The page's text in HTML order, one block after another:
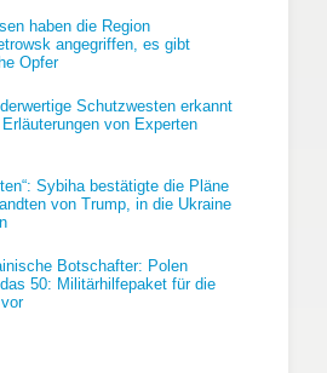
haben die Region
angegriffen, es gibt
Opfer
Schutzwesten erkannt
von Experten
Sybiha bestätigte die Pläne
von Trump, in die Ukraine
Botschafter: Polen
50: Militärhilfepaket für die